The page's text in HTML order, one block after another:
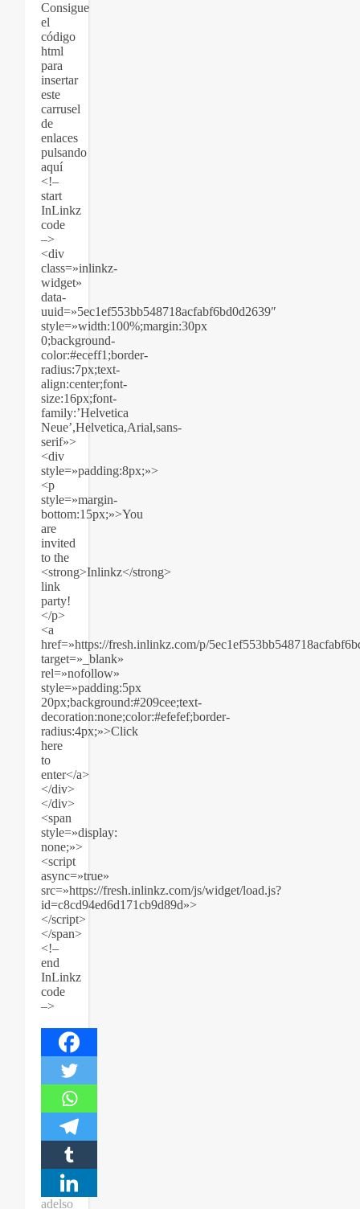
Consigue
el
código
html
para
insertar
este
carrusel
de
enlaces
pulsando
aquí
<!–
start
InLinkz
code
–>
<div
class=»inlinkz-
widget»
data-
uuid=»5ec1ef553bb548718acfabf6bd0d2639″
style=»width:100%;margin:30px
0;background-
color:#eceff1;border-
radius:7px;text-
align:center;font-
size:16px;font-
family:’Helvetica
Neue’,Helvetica,Arial,sans-
serif»>
<div
style=»padding:8px;»>
<p
style=»margin-
bottom:15px;»>You
are
invited
to the
<strong>Inlinkz</strong>
link
party!
</p>
<a
href=»https://fresh.inlinkz.com/p/
target=»_blank»
rel=»nofollow»
style=»padding:5px
20px;background:#209cee;text-
decoration:none;color:#efefef;border-
radius:4px;»>Click
here
to
enter</a>
</div>
</div>
<span
style=»display:
none;»>
<script
async=»true»
src=»https://fresh.inlinkz.com/js/widget/load.js?
id=c8cd94ed6d171cb9d89d»>
</script>
</span>
<!–
end
InLinkz
code
–>
adelso